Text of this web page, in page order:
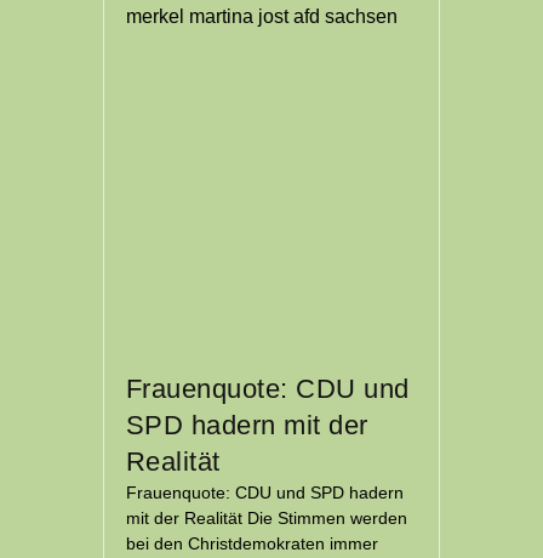
Frauenquote: CDU und
SPD hadern mit der
Realität
Frauenquote: CDU und SPD hadern
mit der Realität Die Stimmen werden
bei den Christdemokraten immer